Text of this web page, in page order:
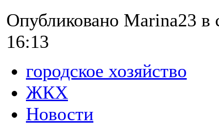
Опубликовано Marina23 в
16:13
городское хозяйство
ЖКХ
Новости